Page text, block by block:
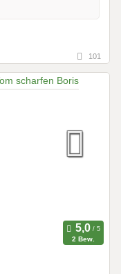
101
2 Bew.